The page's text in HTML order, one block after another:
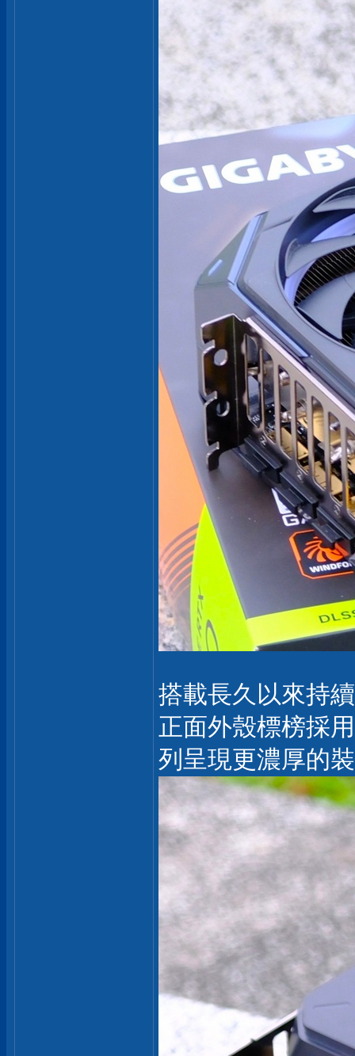
搭載長久以來持
正面外殼標榜採
列呈現更濃厚的